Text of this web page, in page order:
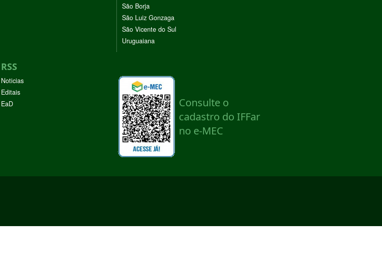
São Borja
São Luiz Gonzaga
São Vicente do Sul
Uruguaiana
RSS
Noticias
Editais
EaD